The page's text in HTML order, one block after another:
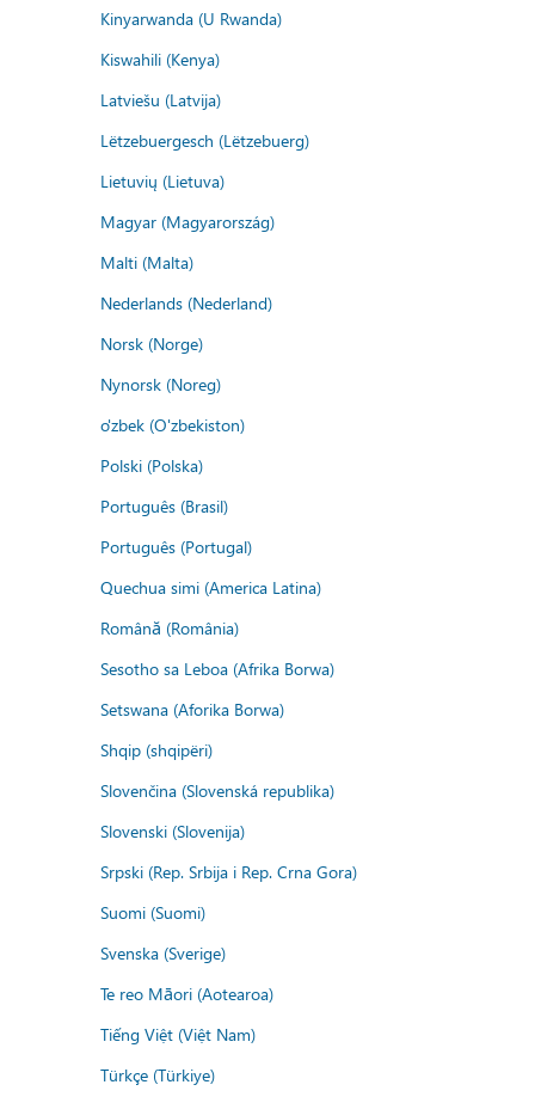
Kinyarwanda (U Rwanda)
Kiswahili (Kenya)
Latviešu (Latvija)
Lëtzebuergesch (Lëtzebuerg)
Lietuvių (Lietuva)
Magyar (Magyarország)
Malti (Malta)
Nederlands (Nederland)
Norsk (Norge)
Nynorsk (Noreg)
o'zbek (O'zbekiston)
Polski (Polska)
Português (Brasil)
Português (Portugal)
Quechua simi (America Latina)
Română (România)
Sesotho sa Leboa (Afrika Borwa)
Setswana (Aforika Borwa)
Shqip (shqipëri)
Slovenčina (Slovenská republika)
Slovenski (Slovenija)
Srpski (Rep. Srbija i Rep. Crna Gora)
Suomi (Suomi)
Svenska (Sverige)
Te reo Māori (Aotearoa)
Tiếng Việt (Việt Nam)
Türkçe (Türkiye)